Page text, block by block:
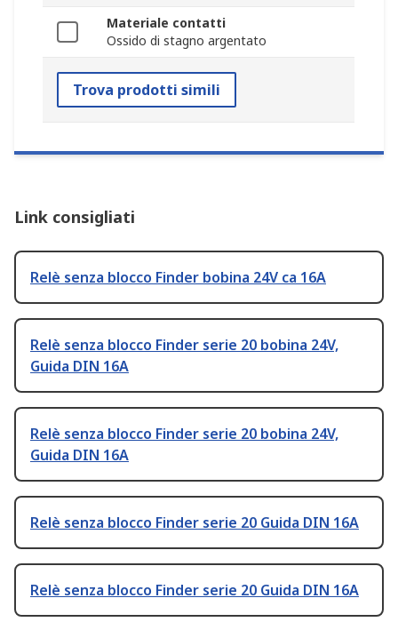
Materiale contatti
Ossido di stagno argentato
Trova prodotti simili
Link consigliati
Relè senza blocco Finder bobina 24V ca 16A
Relè senza blocco Finder serie 20 bobina 24V,
Guida DIN 16A
Relè senza blocco Finder serie 20 bobina 24V,
Guida DIN 16A
Relè senza blocco Finder serie 20 Guida DIN 16A
Relè senza blocco Finder serie 20 Guida DIN 16A